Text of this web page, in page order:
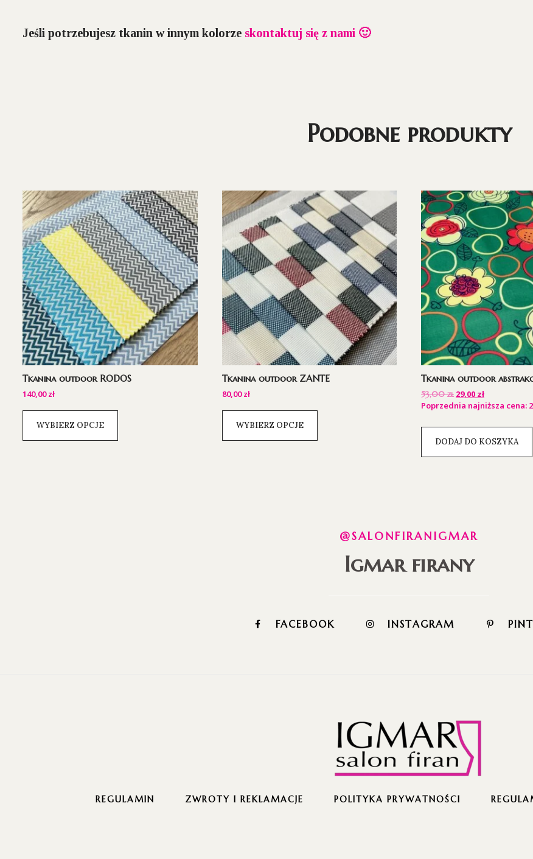
Jeśli potrzebujesz tkanin w innym kolorze skontaktuj się z nami 🙂
Podobne produkty
Tkanina outdoor RODOS
140,00zł
WYBIERZ OPCJE
Tkanina outdoor ZANTE
80,00zł
WYBIERZ OPCJE
Tkanina outdoor
53,00zł 29,00 zł
Poprzednia najniższa cena:
DODAJ DO KOSZYKA
@SALONFIRANIGMAR
Igmar firany
FACEBOOK INSTAGRAM
REGULAMIN ZWROTY I REKLAMACJE POLITYKA PRYWATNOŚCI